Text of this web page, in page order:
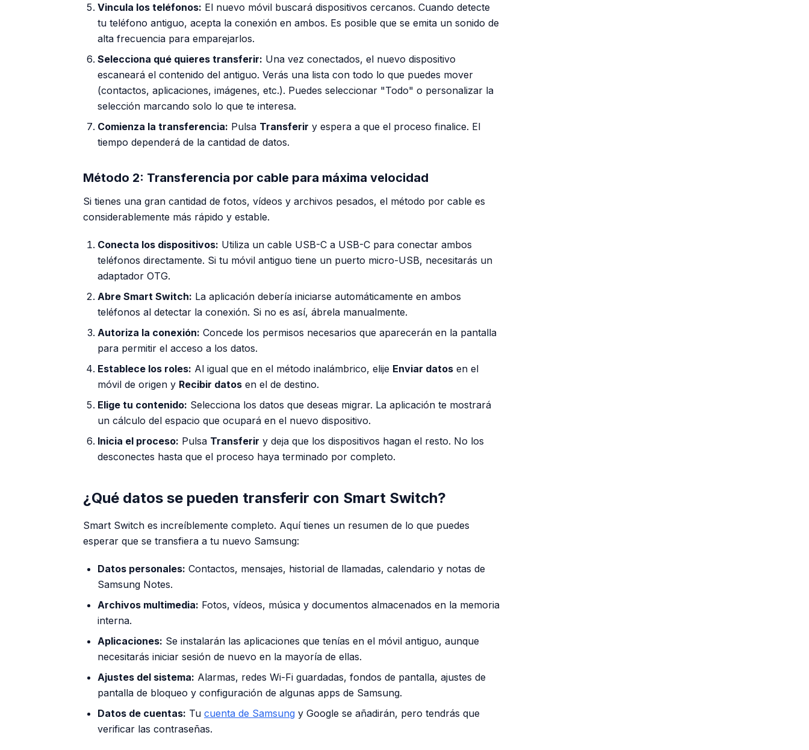
Vincula los teléfonos: El nuevo móvil buscará dispositivos cercanos. Cuando detecte
tu teléfono antiguo, acepta la conexión en ambos. Es posible que se emita un sonido de
alta frecuencia para emparejarlos.
Selecciona qué quieres transferir: Una vez conectados, el nuevo dispositivo
escaneará el contenido del antiguo. Verás una lista con todo lo que puedes mover
(contactos, aplicaciones, imágenes, etc.). Puedes seleccionar "Todo" o personalizar la
selección marcando solo lo que te interesa.
Comienza la transferencia: Pulsa Transferir y espera a que el proceso finalice. El
tiempo dependerá de la cantidad de datos.
Método 2: Transferencia por cable para máxima velocidad
Si tienes una gran cantidad de fotos, vídeos y archivos pesados, el método por cable es
considerablemente más rápido y estable.
Conecta los dispositivos: Utiliza un cable USB-C a USB-C para conectar ambos
teléfonos directamente. Si tu móvil antiguo tiene un puerto micro-USB, necesitarás un
adaptador OTG.
Abre Smart Switch: La aplicación debería iniciarse automáticamente en ambos
teléfonos al detectar la conexión. Si no es así, ábrela manualmente.
Autoriza la conexión: Concede los permisos necesarios que aparecerán en la pantalla
para permitir el acceso a los datos.
Establece los roles: Al igual que en el método inalámbrico, elije Enviar datos en el
móvil de origen y Recibir datos en el de destino.
Elige tu contenido: Selecciona los datos que deseas migrar. La aplicación te mostrará
un cálculo del espacio que ocupará en el nuevo dispositivo.
Inicia el proceso: Pulsa Transferir y deja que los dispositivos hagan el resto. No los
desconectes hasta que el proceso haya terminado por completo.
¿Qué datos se pueden transferir con Smart Switch?
Smart Switch es increíblemente completo. Aquí tienes un resumen de lo que puedes
esperar que se transfiera a tu nuevo Samsung:
Datos personales: Contactos, mensajes, historial de llamadas, calendario y notas de
Samsung Notes.
Archivos multimedia: Fotos, vídeos, música y documentos almacenados en la memoria
interna.
Aplicaciones: Se instalarán las aplicaciones que tenías en el móvil antiguo, aunque
necesitarás iniciar sesión de nuevo en la mayoría de ellas.
Ajustes del sistema: Alarmas, redes Wi-Fi guardadas, fondos de pantalla, ajustes de
pantalla de bloqueo y configuración de algunas apps de Samsung.
Datos de cuentas: Tu cuenta de Samsung y Google se añadirán, pero tendrás que
verificar las contraseñas.